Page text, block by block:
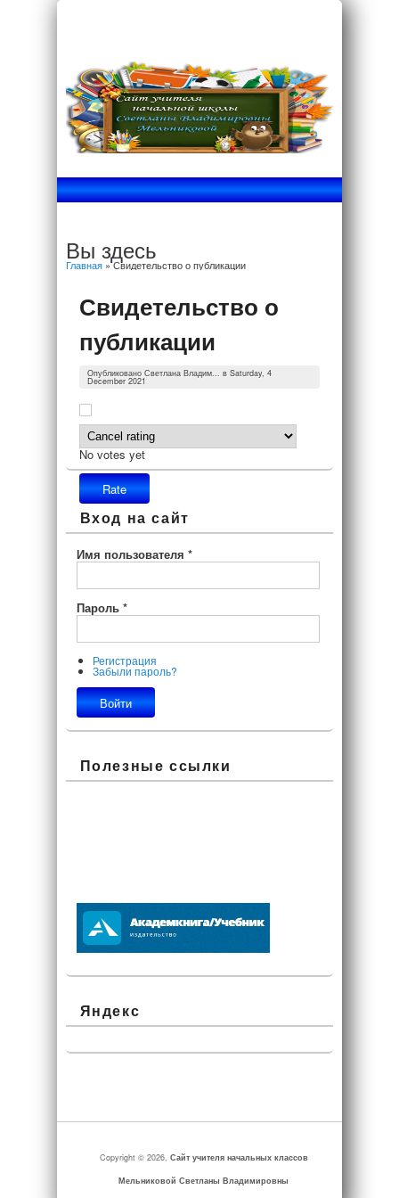
Вы здесь
Главная» Свидетельство о публикации
Свидетельство о
публикации
Опубликовано Светлана Владим... в Saturday, 4
December 2021
No votes yet
Вход на сайт
Имя пользователя *
Пароль *
Регистрация
Забыли пароль?
Полезные ссылки
Яндекс
Copyright © 2026, Сайт учителя начальных классов
Мельниковой Светланы Владимировны